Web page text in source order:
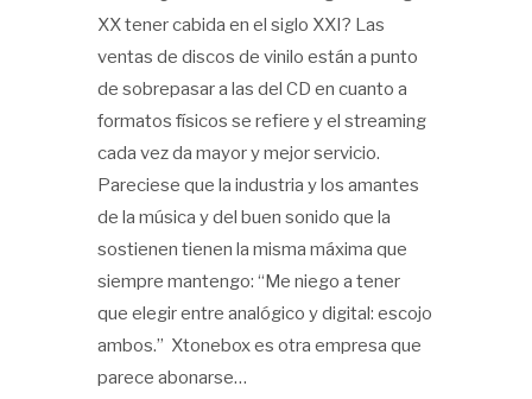
XX tener cabida en el siglo XXI? Las
ventas de discos de vinilo están a punto
de sobrepasar a las del CD en cuanto a
formatos físicos se refiere y el streaming
cada vez da mayor y mejor servicio.
Pareciese que la industria y los amantes
de la música y del buen sonido que la
sostienen tienen la misma máxima que
siempre mantengo: “Me niego a tener
que elegir entre analógico y digital: escojo
ambos.” Xtonebox es otra empresa que
parece abonarse…